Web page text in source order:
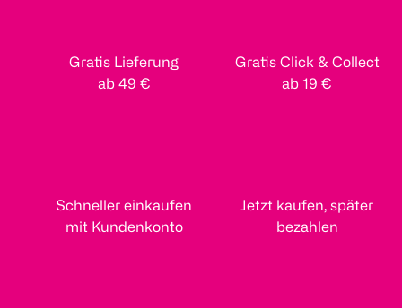
Gratis Lieferung
ab 49 €
Gratis Click & Collect
ab 19 €
Schneller einkaufen
mit Kundenkonto
Jetzt kaufen, später
bezahlen